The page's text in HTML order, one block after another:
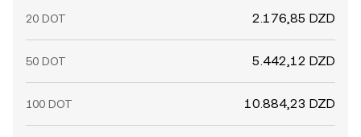
20 DOT 2.176,85 DZD
50 DOT 5.442,12 DZD
100 DOT 10.884,23 DZD